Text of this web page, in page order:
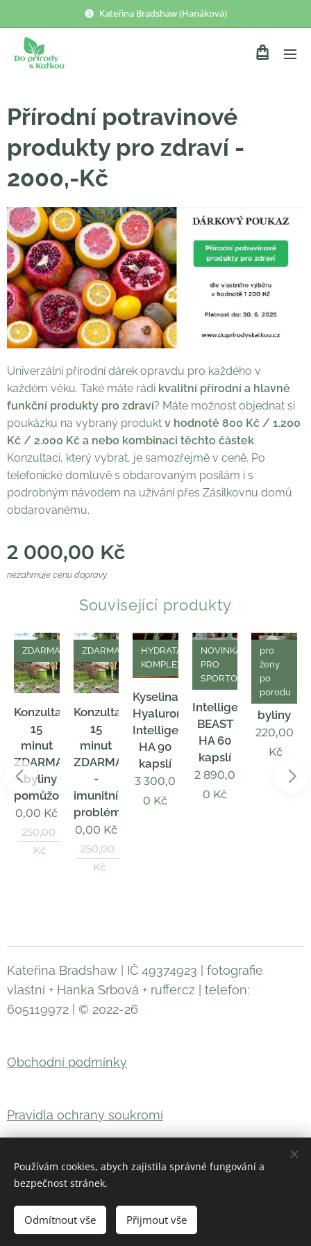
Kateřina Bradshaw (Hanáková)
Přírodní potravinové
produkty pro zdraví -
2000,-Kč
Univerzální přírodní dárek opravdu pro každého v
každém věku. Také máte rádi kvalitní přírodní a hlavně
funkční produkty pro zdraví? Máte možnost objednat si
poukázku na vybraný produkt v hodnotě 800 Kč / 1.200
Kč / 2.000 Kč a nebo kombinaci těchto částek.
Konzultaci, který vybrat, je samozřejmě v ceně. Po
telefonické domluvě s obdarovaným posílám i s
podrobným návodem na užívání přes Zásilkovnu domů
obdarovanému.
2 000,00 Kč
nezahrnuje cenu dopravy
Do košíku
Související produkty
Konzultace
15
minut
ZDARMA
- byliny
pomůžou?
ZDARMA
0,00 Kč
250,00
Kč
Konzultace
15
minut
ZDARMA
-
imunitní
problém?
ZDARMA
0,00 Kč
250,00
Kč
Kyselina
Hyaluronová
Intelligent
HA 90
kapslí
HYDRATACE
KOMPLEXNĚ
3 300,0
0 Kč
Intelligent
BEAST
HA 60
kapslí
NOVINKA
PRO
SPORTOVCE
2 890,0
0 Kč
Šicí
byliny
pro
ženy
po
porodu
220,00
Kč
Kateřina Bradshaw | IČ 49374923 | fotografie
vlastní + Hanka Srbová + ruffer.cz | telefon:
605119972 | © 2022-26
Obchodní podmínky
Pravidla ochrany soukromí
Vytvořeno službouWebnode Cookies
Používám cookies, abych zajistila správné fungování a
bezpečnost stránek.
Odmítnout vše Přijmout vše